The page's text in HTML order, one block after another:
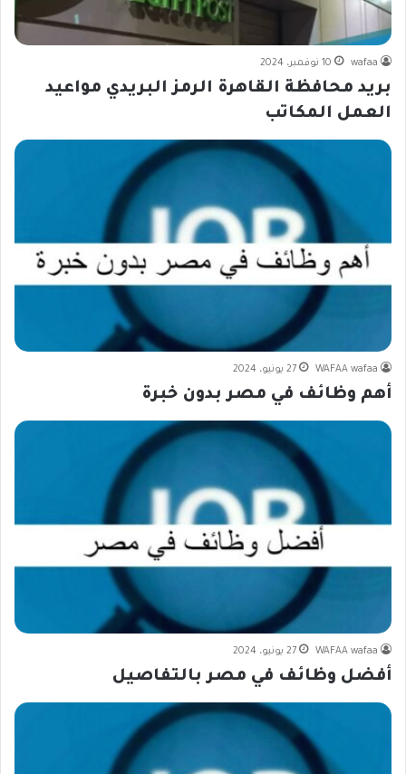
wafaa 10 نوفمبر، 2024
بريد محافظة القاهرة الرمز البريدي مواعيد
العمل المكاتب
WAFAA wafaa 27 يونيو، 2024
أهم وظائف في مصر بدون خبرة
WAFAA wafaa 27 يونيو، 2024
أفضل وظائف في مصر بالتفاصيل